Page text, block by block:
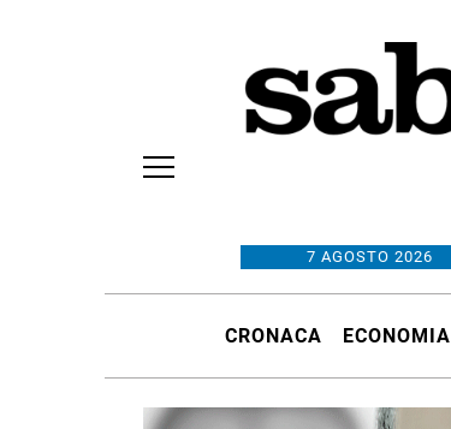
7 AGOSTO 2026
CRONACA ECONOMIA